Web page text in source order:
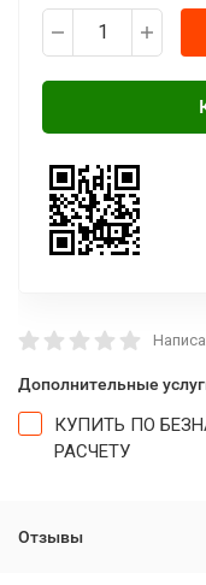
Дополнительные
КУПИТЬ ПО
РАСЧЕТУ
Отзывы